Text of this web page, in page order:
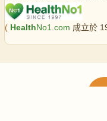
( HealthNo1.com 成立於